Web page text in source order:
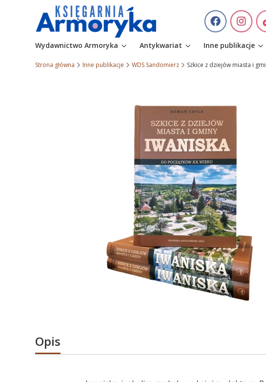
Wydawnictwo Armoryka Antykwariat Inne publikacje
Strona główna Inne publikacje WDS Sandomierz Szkice z dziejów miasta i
Opis